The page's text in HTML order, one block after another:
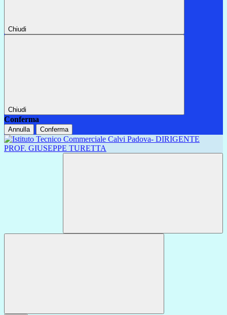
Chiudi
Chiudi
Conferma
Annulla Conferma